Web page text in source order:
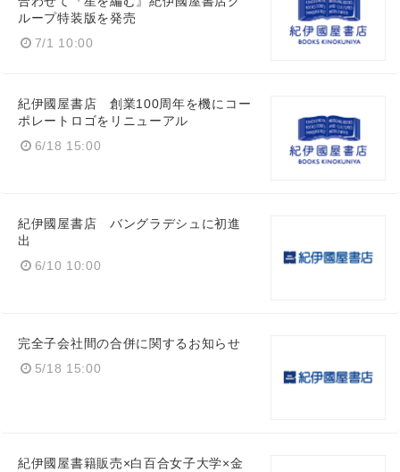
ループ特装版を発売
7/1 10:00
紀伊國屋書店 創業100周年を機にコー
ポレートロゴをリニューアル
6/18 15:00
紀伊國屋書店 バングラデシュに初進
出
6/10 10:00
完全子会社間の合併に関するお知らせ
5/18 15:00
紀伊國屋書籍販売×白百合女子大学×金